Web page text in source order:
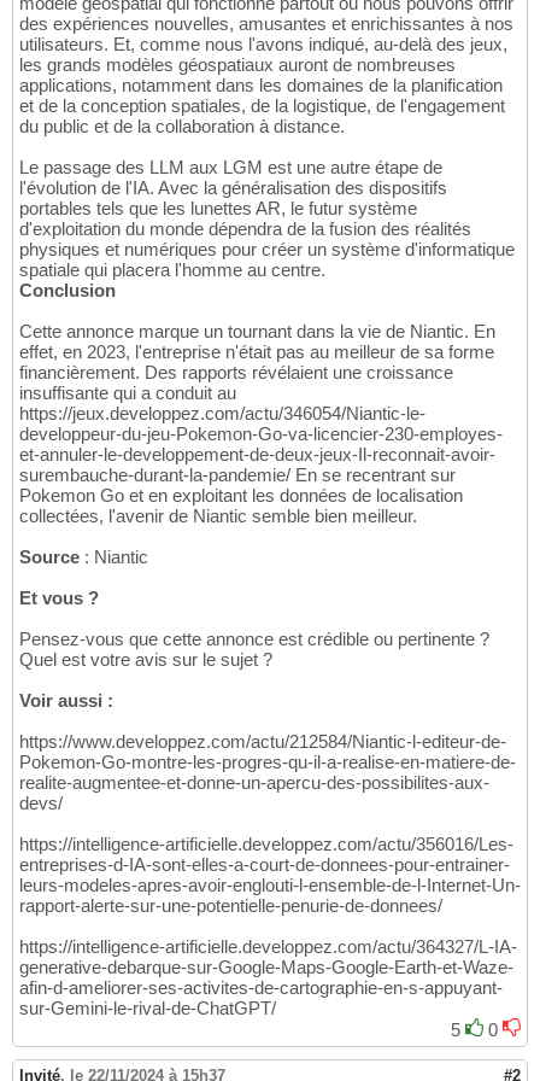
des expériences nouvelles, amusantes et enrichissantes à nos
utilisateurs. Et, comme nous l'avons indiqué, au-delà des jeux,
les grands modèles géospatiaux auront de nombreuses
applications, notamment dans les domaines de la planification
et de la conception spatiales, de la logistique, de l'engagement
du public et de la collaboration à distance.
Le passage des LLM aux LGM est une autre étape de
l'évolution de l'IA. Avec la généralisation des dispositifs
portables tels que les lunettes AR, le futur système
d'exploitation du monde dépendra de la fusion des réalités
physiques et numériques pour créer un système d'informatique
spatiale qui placera l'homme au centre.
Conclusion
Cette annonce marque un tournant dans la vie de Niantic. En
effet, en 2023, l'entreprise n'était pas au meilleur de sa forme
financièrement. Des rapports révélaient une croissance
insuffisante qui a conduit au
https://jeux.developpez.com/actu/346054/Niantic-le-
developpeur-du-jeu-Pokemon-Go-va-licencier-230-employes-
et-annuler-le-developpement-de-deux-jeux-Il-reconnait-avoir-
surembauche-durant-la-pandemie/ En se recentrant sur
Pokemon Go et en exploitant les données de localisation
collectées, l'avenir de Niantic semble bien meilleur.
Source : Niantic
Et vous ?
Pensez-vous que cette annonce est crédible ou pertinente ?
Quel est votre avis sur le sujet ?
Voir aussi :
https://www.developpez.com/actu/212584/Niantic-l-editeur-de-
Pokemon-Go-montre-les-progres-qu-il-a-realise-en-matiere-de-
realite-augmentee-et-donne-un-apercu-des-possibilites-aux-
devs/
https://intelligence-artificielle.developpez.com/actu/356016/Les-
entreprises-d-IA-sont-elles-a-court-de-donnees-pour-entrainer-
leurs-modeles-apres-avoir-englouti-l-ensemble-de-l-Internet-Un-
rapport-alerte-sur-une-potentielle-penurie-de-donnees/
https://intelligence-artificielle.developpez.com/actu/364327/L-IA-
generative-debarque-sur-Google-Maps-Google-Earth-et-Waze-
afin-d-ameliorer-ses-activites-de-cartographie-en-s-appuyant-
sur-Gemini-le-rival-de-ChatGPT/
5
0
Invité, le 22/11/2024 à 15h37 #2